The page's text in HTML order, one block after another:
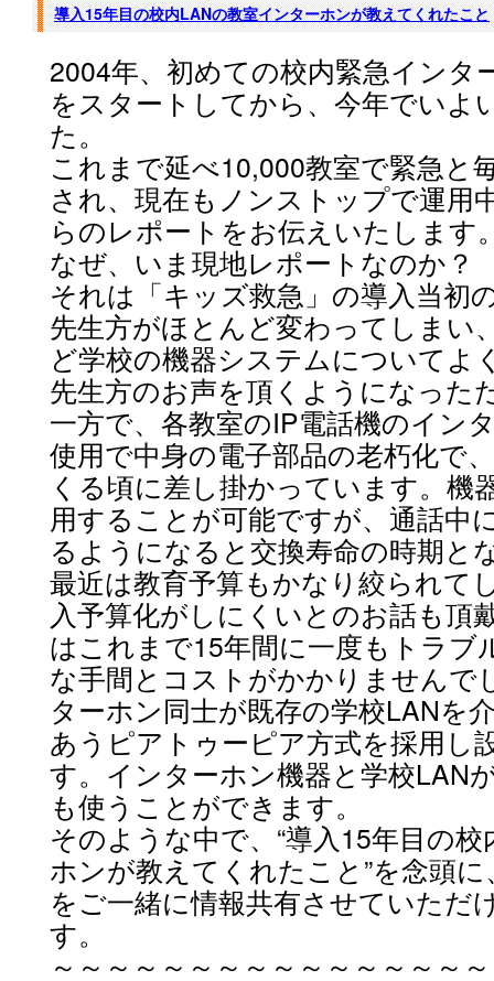
導入15年目の校内LANの教室インターホンが教えてくれたこと
2004年、初めての校内緊急インタ
をスタートしてから、今年でいよ
た。
これまで延べ10,000教室で緊急と
され、現在もノンストップで運用
らのレポートをお伝えいたします
なぜ、いま現地レポートなのか？
それは「キッズ救急」の導入当初
先生方がほとんど変わってしまい
ど学校の機器システムについてよ
先生方のお声を頂くようになった
一方で、各教室のIP電話機のイン
使用で中身の電子部品の老朽化で
くる頃に差し掛かっています。機
用することが可能ですが、通話中
るようになると交換寿命の時期と
最近は教育予算もかなり絞られて
入予算化がしにくいとのお話も頂
はこれまで15年間に一度もトラブ
な手間とコストがかかりませんで
ターホン同士が既存の学校LANを
あうピアトゥーピア方式を採用し
す。インターホン機器と学校LAN
も使うことができます。
そのような中で、“導入15年目の
ホンが教えてくれたこと”を念頭
をご一緒に情報共有させていただ
す。
～～～～～～～～～～～～～～～